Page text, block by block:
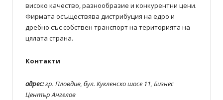
високо качество, разнообразие и конкурентни цени.
Фирмата осъществява дистрибуция на едро и
дребно със собствен транспорт на територията на
цялата страна.
Контакти
адрес:гр. Пловдив, бул. Кукленско шосе 11, Бизнес
Център Ангелов